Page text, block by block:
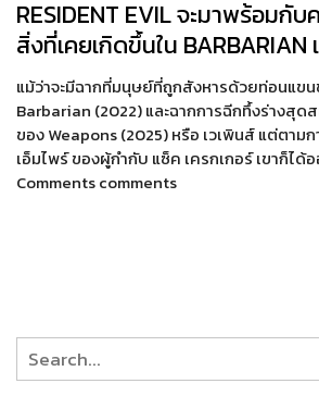
RESIDENT EVIL จะมาพร้อมกั
สิ่งที่เคยเกิดขึ้นใน BARBARIAN
แม้ว่าจะมีฉากที่มนุษย์ที่ถูกสังหารด้วยท่อนแขน
Barbarian (2022) และฉากการฉีกทึ้งร่างสุด
ของ Weapons (2025) หรือ เวเพินส์ แต่ตา
เอ็มไพร์ ของผู้กำกับ แซ็ค เครกเกอร์ เขาก็ได้
Comments comments